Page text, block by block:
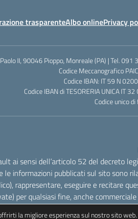
trasparenteAlbo onlinePrivacy
II, 90046 Pioppo, Monreale (PA) | Tel.
Codice Meccanografico
Codice IBAN: IT 59 N
Codice IBAN di TESORERIA UNICA IT
Codice unico
ai sensi dell’articolo 52 del decreto
informazioni pubblicati sul sito sono
rappresentare, eseguire e recitare
per qualsiasi fine, anche
la migliore esperienza sul nostro sito web.